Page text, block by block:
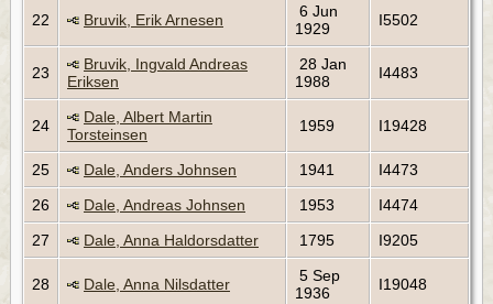
22 Bruvik, Erik Arnesen
6 Jun
1929
I5502
23
Bruvik, Ingvald Andreas
Eriksen
28 Jan
1988
I4483
24
Dale, Albert Martin
Torsteinsen
1959 I19428
25 Dale, Anders Johnsen 1941
I4473
26
Dale, Andreas Johnsen 1953
I4474
27
Dale, Anna Haldorsdatter 1795 I9205
28 Dale, Anna Nilsdatter
5 Sep
1936
I19048